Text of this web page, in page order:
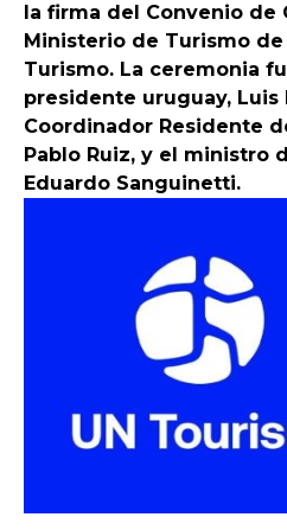
la firma del Convenio de
Ministerio de Turismo de
Turismo. La ceremonia
presidente uruguay, Luis
Coordinador Residente
Pablo Ruiz, y el ministro
Eduardo Sanguinetti.